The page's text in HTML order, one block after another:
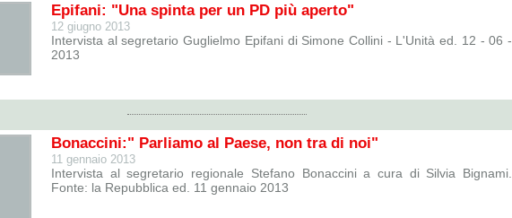
Epifani: "Una spinta per un PD più aperto"
12 giugno 2013
Intervista al segretario Guglielmo Epifani di Simone Collini - L'Unità ed. 12 - 06 -
2013
Bonaccini:" Parliamo al Paese, non tra di noi"
11 gennaio 2013
Intervista al segretario regionale Stefano Bonaccini a cura di Silvia Bignami.
Fonte: la Repubblica ed. 11 gennaio 2013